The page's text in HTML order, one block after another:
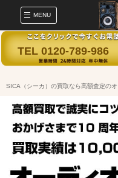
MENU
TEL 0120-789-986
SICA（シーカ）の買取なら高額査定のオ